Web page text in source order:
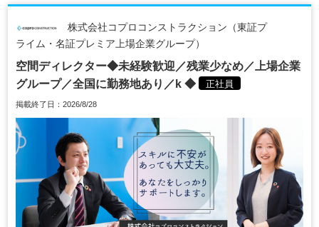
株式会社コプロコンストラクション（東証プ
ライム・名証プレミア上場企業グループ）
空間ディレクター◆未経験歓迎／残業少なめ／上場企業
グループ／全国に勤務地あり／k ◆
正社員
掲載終了日：2026/8/28